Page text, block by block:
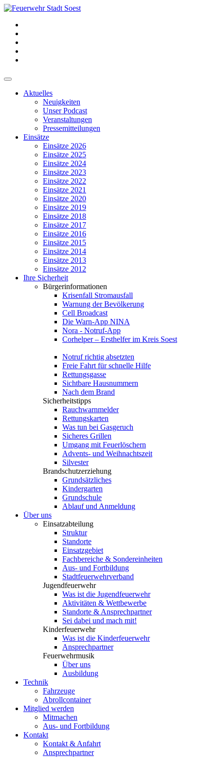
Aktuelles
Neuigkeiten
Unser Podcast
Veranstaltungen
Pressemitteilungen
Einsätze
Einsätze 2026
Einsätze 2025
Einsätze 2024
Einsätze 2023
Einsätze 2022
Einsätze 2021
Einsätze 2020
Einsätze 2019
Einsätze 2018
Einsätze 2017
Einsätze 2016
Einsätze 2015
Einsätze 2014
Einsätze 2013
Einsätze 2012
Ihre Sicherheit
Bürgerinformationen
Krisenfall Stromausfall
Warnung der Bevölkerung
Cell Broadcast
Die Warn-App NINA
Nora - Notruf-App
Corhelper – Ersthelfer im Kreis Soest
Notruf richtig absetzten
Freie Fahrt für schnelle Hilfe
Rettungsgasse
Sichtbare Hausnummern
Nach dem Brand
Sicherheitstipps
Rauchwarnmelder
Rettungskarten
Was tun bei Gasgeruch
Sicheres Grillen
Umgang mit Feuerlöschern
Advents- und Weihnachtszeit
Silvester
Brandschutzerziehung
Grundsätzliches
Kindergarten
Grundschule
Ablauf und Anmeldung
Über uns
Einsatzabteilung
Struktur
Standorte
Einsatzgebiet
Fachbereiche & Sondereinheiten
Aus- und Fortbildung
Stadtfeuerwehrverband
Jugendfeuerwehr
Was ist die Jugendfeuerwehr
Aktivitäten & Wettbewerbe
Standorte & Ansprechpartner
Sei dabei und mach mit!
Kinderfeuerwehr
Was ist die Kinderfeuerwehr
Ansprechpartner
Feuerwehrmusik
Über uns
Ausbildung
Technik
Fahrzeuge
Abrollcontainer
Mitglied werden
Mitmachen
Aus- und Fortbildung
Kontakt
Kontakt & Anfahrt
Ansprechpartner